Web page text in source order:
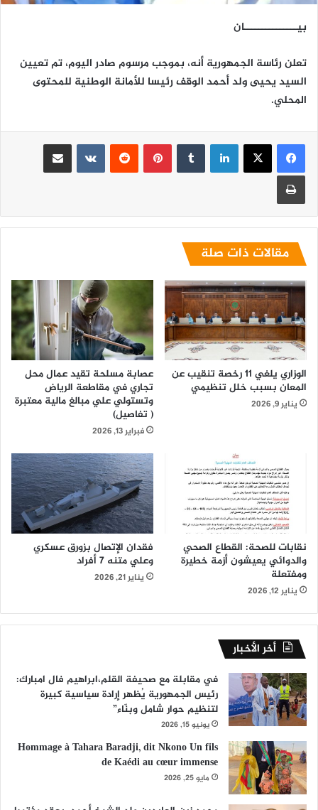
بيـــــــــــــــان
تعلن رئاسة الجمهورية أنه، بموجب مرسوم صادر اليوم، تم تعيين
السيد يحيى ولد أحمد الوقف رئيسا للأمانة الوطنية للمحتوى
المحلي.
لينكدإن بينتيريست
مشاركة عبر البريد
طباعة
مقالات ذات صلة
الوزاري يلغي 11 رخصة تنقيب عن
المعان بسبب خلل تنظيمي
يناير 9, 2026
عصابة مسلحة تقيد عمال محل
تجاري في مقاطعة الرياض
وتستولي علي مبالغ مالية معتبرة
( تفاصيل)
فبراير 13, 2026
نقابات للصحة: القطاع الصحي
والدوائي يعيشون أزمة خطيرة
ومفتعلة
يناير 12, 2026
فقدان الإتصال بزورق عسكري
وعلي متنه 7 أفراد
يناير 21, 2026
أخر الأخبار
في مقابلة مع صحيفة القلم،ابراهيم فال امبارك:
رئيس الجمهورية يُظهر إرادة سياسية كبيرة
لتنظيم حوار شامل وبنّاء”
يونيو 15, 2026
Hommage à Tahara Baradji, dit Nkono Un fils
de Kaédi au cœur immense
مايو 25, 2026